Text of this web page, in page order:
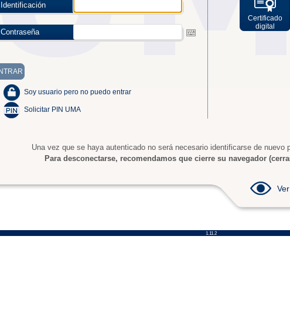
Identificación
Contraseña
Soy usuario pero no puedo entrar
Solicitar PIN UMA
Certificado
digital
Una vez que se haya autenticado no será necesario identificarse de nuevo
Para desconectarse, recomendamos que cierre su navegador
1.11.2